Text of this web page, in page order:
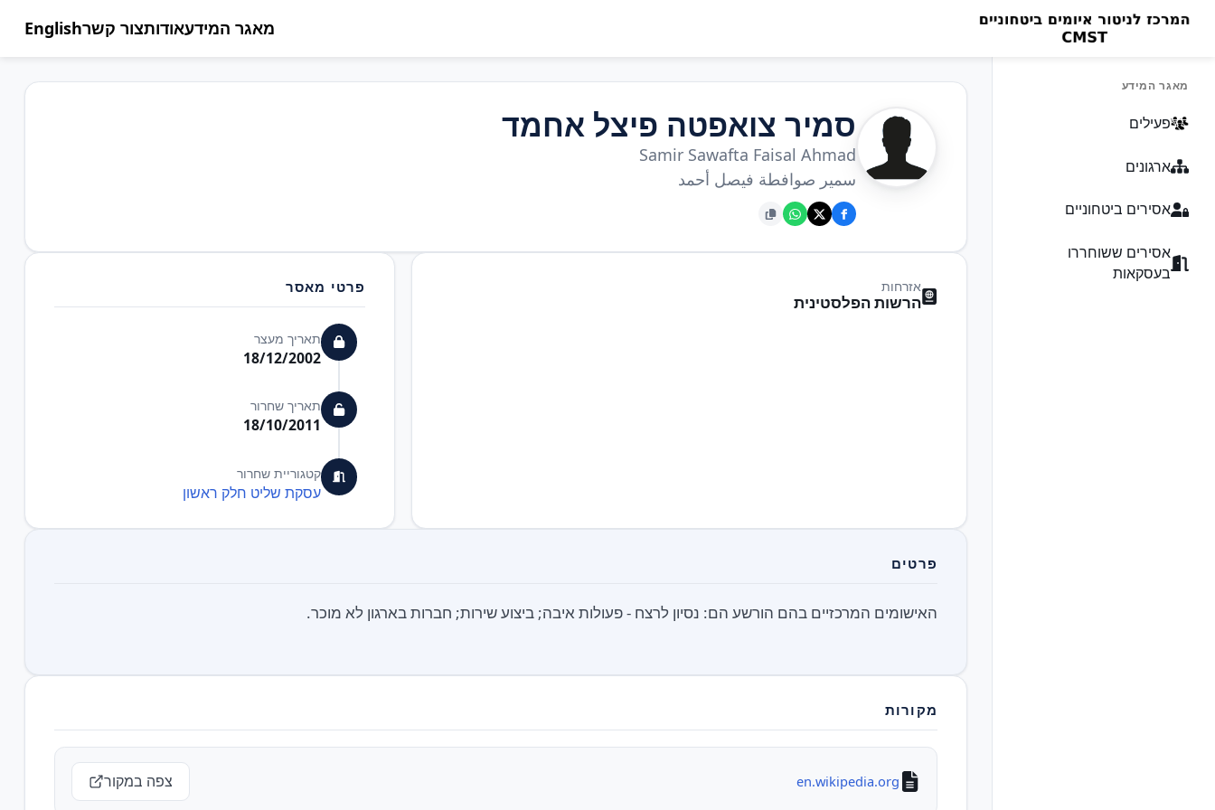
מאגר המידעאודותצור קשרEnglish
מאגר המידע
פעילים
ארגונים
אסירים ביטחוניים
אסירים ששוחררו
בעסקאות
סמיר צואפטה פיצל אחמד
Samir Sawafta Faisal Ahmad
سمير صوافطة فيصل أحمد
אזרחות
הרשות הפלסטינית
פרטי מאסר
תאריך מעצר
18/12/2002
תאריך שחרור
18/10/2011
קטגוריית שחרור
עסקת שליט חלק ראשון
פרטים
האישומים המרכזיים בהם הורשע הם: נסיון לרצח - פעולות איבה; ביצוע שירות; חברות בארגון לא מוכר.
מקורות
en.wikipedia.org צפה במקור